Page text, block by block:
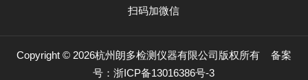
扫码加微信
Copyright © 2026杭州朗多检测仪器有限公司版权所有 备案
号：浙ICP备13016386号-3